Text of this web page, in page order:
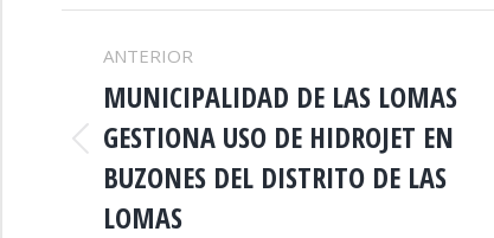
NAVEGACIÓN
ENTRE
PUBLICACIONES
ANTERIOR
Publicación
anterior:
MUNICIPALIDAD DE LAS LOMAS
GESTIONA USO DE HIDROJET EN
BUZONES DEL DISTRITO DE LAS
LOMAS